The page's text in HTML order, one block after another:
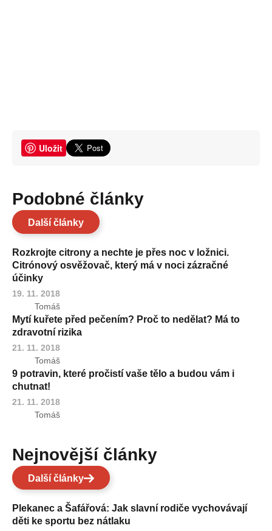
Uložit
Podobné články
Další články
Rozkrojte citrony a nechte je přes noc v ložnici.
Citrónový osvěžovač, který má v noci zázračné
účinky
19. 11. 2018
Tomáš
Mytí kuřete před pečením? Proč to nedělat? Má to
zdravotní rizika
21. 11. 2018
Tomáš
9 potravin, které pročistí vaše tělo a budou vám i
chutnat!
21. 11. 2018
Tomáš
Nejnovější články
Další články
Plekanec a Šafářová: Jak slavní rodiče vychovávají
děti ke sportu bez nátlaku